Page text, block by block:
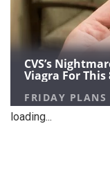
loading...